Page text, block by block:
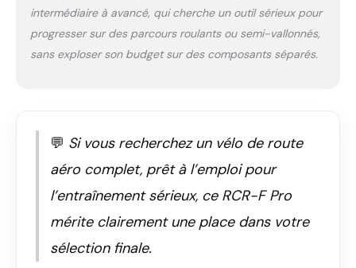
intermédiaire à avancé, qui cherche un outil sérieux pour
progresser sur des parcours roulants ou semi-vallonnés,
sans exploser son budget sur des composants séparés.
💬 Si vous recherchez un vélo de route
aéro complet, prêt à l’emploi pour
l’entraînement sérieux, ce RCR-F Pro
mérite clairement une place dans votre
sélection finale.